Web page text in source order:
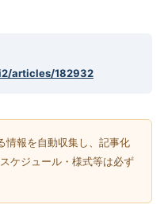
articles/182932
情報を自動収集し、記事化
ケジュール・様式等は必ず